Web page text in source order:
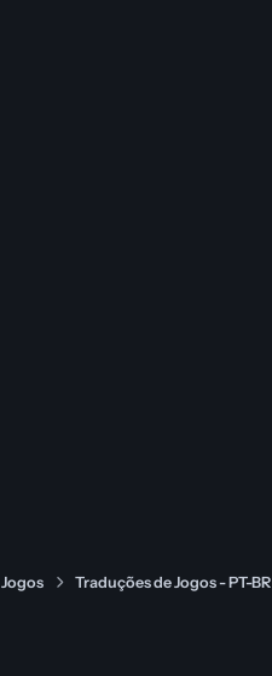
Jogos Traduções de Jogos - PT-BR